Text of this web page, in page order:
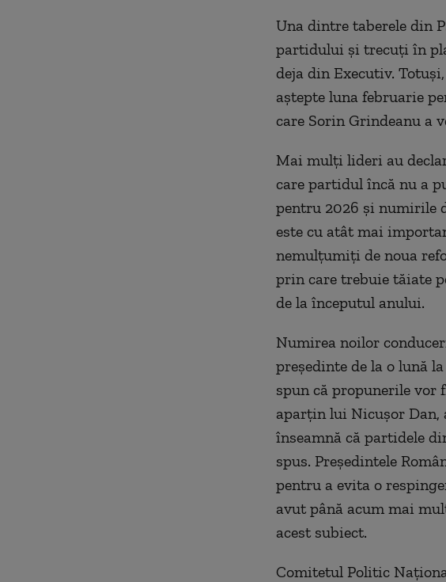
Una dintre taberele din
partidului și trecuți în
deja din Executiv.
aștepte luna februarie
care Sorin Grindeanu a
Mai mulți lideri au
care partidul încă nu a
pentru 2026 și numirile
este cu atât mai
nemulțumiți de noua
prin care trebuie tăiate
de la începutul anului.
Numirea noilor
președinte de la o lună
spun că propunerile vor
aparțin lui Nicușor Dan,
înseamnă că partidele
spus. Președintele
pentru a evita o
avut până acum mai
acest subiect.
Comitetul Politic